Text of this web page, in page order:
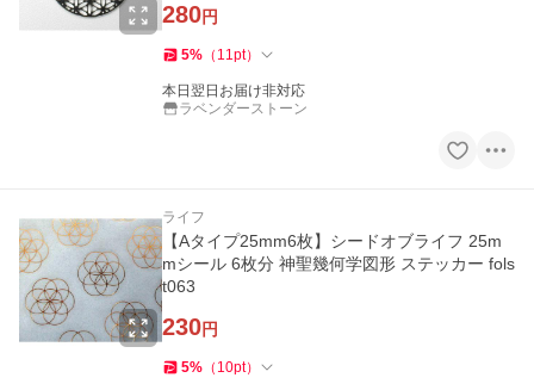
280円
5% （ 11pt）
本日翌日お届け非対応
ラベンダーストーン
ライフ
【Aタイプ25mm6枚】シードオブライフ 25m
mシール 6枚分 神聖幾何学図形 ステッカー fols
t063
230円
5% （ 10pt）